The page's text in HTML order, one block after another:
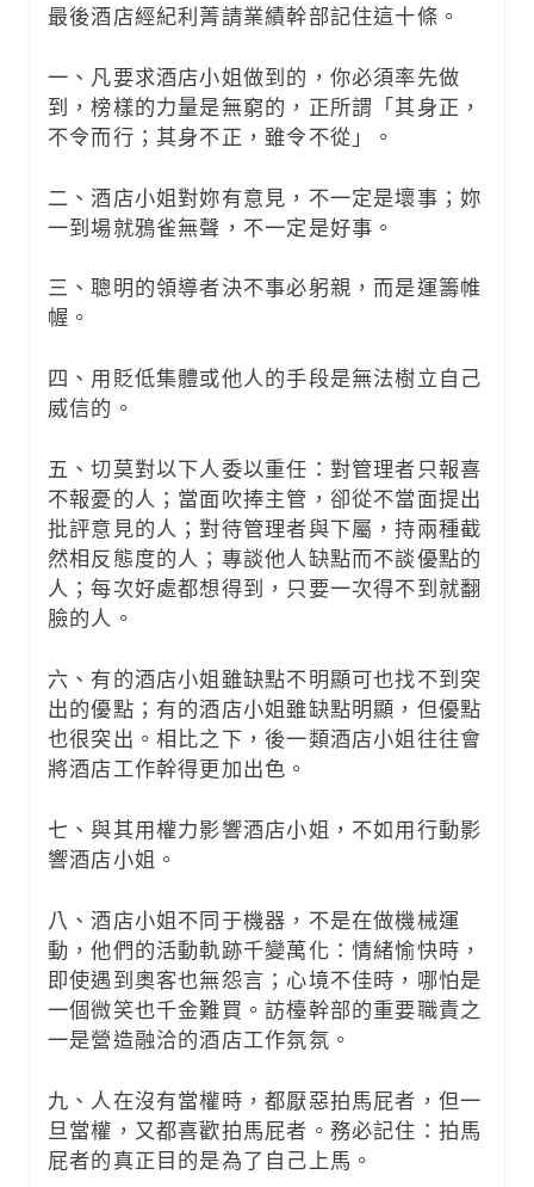
最後酒店經紀利菁請業績幹部記住這十條。
一、凡要求酒店小姐做到的，你必須率先做
到，榜樣的力量是無窮的，正所謂「其身正，
不令而行；其身不正，雖令不從」。
二、酒店小姐對妳有意見，不一定是壞事；妳
一到場就鴉雀無聲，不一定是好事。
三、聰明的領導者決不事必躬親，而是運籌帷
幄。
四、用貶低集體或他人的手段是無法樹立自己
威信的。
五、切莫對以下人委以重任：對管理者只報喜
不報憂的人；當面吹捧主管，卻從不當面提出
批評意見的人；對待管理者與下屬，持兩種截
然相反態度的人；專談他人缺點而不談優點的
人；每次好處都想得到，只要一次得不到就翻
臉的人。
六、有的酒店小姐雖缺點不明顯可也找不到突
出的優點；有的酒店小姐雖缺點明顯，但優點
也很突出。相比之下，後一類酒店小姐往往會
將酒店工作幹得更加出色。
七、與其用權力影響酒店小姐，不如用行動影
響酒店小姐。
八、酒店小姐不同于機器，不是在做機械運
動，他們的活動軌跡千變萬化：情緒愉快時，
即使遇到奧客也無怨言；心境不佳時，哪怕是
一個微笑也千金難買。訪檯幹部的重要職責之
一是營造融洽的酒店工作氛氛。
九、人在沒有當權時，都厭惡拍馬屁者，但一
旦當權，又都喜歡拍馬屁者。務必記住：拍馬
屁者的真正目的是為了自己上馬。